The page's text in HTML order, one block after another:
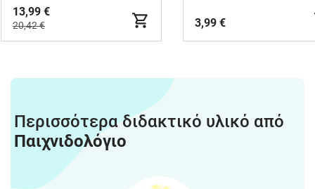
13,99 €
20,42 € 3,99 €
Περισσότερα διδακτικό υλικό από
Παιχνιδολόγιο